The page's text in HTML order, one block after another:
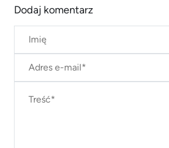
Dodaj komentarz